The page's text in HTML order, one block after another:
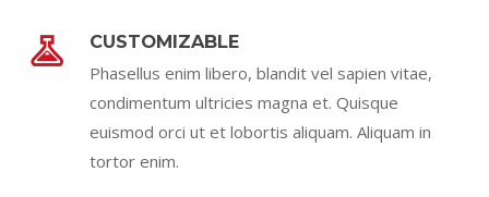
CUSTOMIZABLE
Phasellus enim libero, blandit vel sapien vitae,
condimentum ultricies magna et. Quisque
euismod orci ut et lobortis aliquam. Aliquam in
tortor enim.